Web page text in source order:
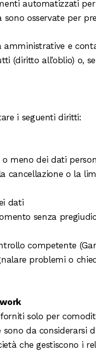
automatizzati
sono osservate per
e
(diritto all’oblio) o,
i seguenti diritti:
o meno dei dati
cancellazione o la
dati
senza
competente
problemi o
solo per
da considerarsi
che gestiscono i